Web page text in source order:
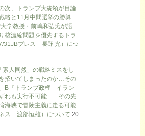
次、トランプ大統領が目論
略と11月中間選挙の勝算
大学教授・前嶋和弘氏が語
核濃縮問題を優先するトラ
31JBプレス 長野 光）につ
素人同然」の戦略ミスをし
招いてしまったのか…その
B『トランプ政権「イラン
れも実行不可能……その先
海峡で冒険主義に走る可能
ス 渡部恒雄）について 20